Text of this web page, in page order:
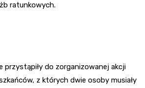
ratunkowych.
przystąpiły do zorganizowanej akcji
z których dwie osoby musiały